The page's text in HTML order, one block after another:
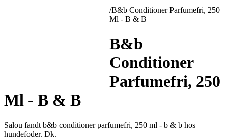
/B&b Conditioner Parfumefri, 250
Ml - B & B
B&b
Conditioner
Parfumefri, 250
Ml - B & B
Salou fandt b&b conditioner parfumefri, 250 ml - b & b hos
hundefoder. Dk.